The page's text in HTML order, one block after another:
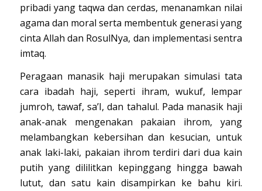
pribadi yang taqwa dan cerdas, menanamkan nilai
agama dan moral serta membentuk generasi yang
cinta Allah dan RosulNya, dan implementasi sentra
imtaq.
Peragaan manasik haji merupakan simulasi tata
cara ibadah haji, seperti ihram, wukuf, lempar
jumroh, tawaf, sa’I, dan tahalul. Pada manasik haji
anak-anak mengenakan pakaian ihrom, yang
melambangkan kebersihan dan kesucian, untuk
anak laki-laki, pakaian ihrom terdiri dari dua kain
putih yang dililitkan kepinggang hingga bawah
lutut, dan satu kain disampirkan ke bahu kiri.